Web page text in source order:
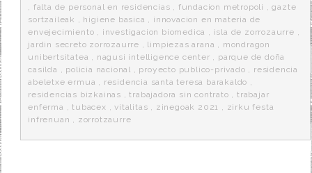
, falta de personal en residencias , fundacion metropoli ,gazte
sortzaileak , higiene basica , innovacion en materia de
envejecimiento , investigacion biomedica , isla de zorrozaurre ,
jardin secreto zorrozaurre , limpiezas arana , mondragon
unibertsitatea , nagusi intelligence center , parque de doña
casilda , policia nacional , proyecto publico-privado , residencia
abeletxe ermua , residencia santa teresa barakaldo ,
residencias bizkainas ,trabajadora sin contrato ,trabajar
enferma ,tubacex ,vitalitas , zinegoak 2021 , zirku festa
infrenuan , zorrotzaurre